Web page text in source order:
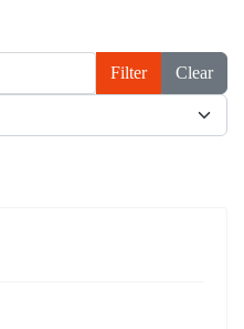
Filter
Clear